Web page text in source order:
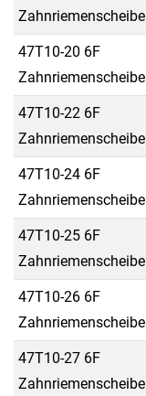
Zahnriemenscheibe
47T10-20 6F
Zahnriemenscheibe
47T10-22 6F
Zahnriemenscheibe
47T10-24 6F
Zahnriemenscheibe
47T10-25 6F
Zahnriemenscheibe
47T10-26 6F
Zahnriemenscheibe
47T10-27 6F
Zahnriemenscheibe